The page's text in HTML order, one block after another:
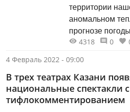
территории
аномальном
прогнозе
рассказали на
4318 0
4 Февраль 2022 - 09:00
В трех театрах Казани
национальные спектакли с
тифлокомментированием